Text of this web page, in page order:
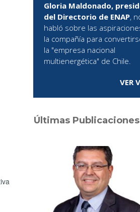
Gloria Maldonado,
del Directorio de ENAP,
habló sobre las
la compañía para
la "empresa nacional
multienergética" de Chile.
VER
Últimas Publicaciones